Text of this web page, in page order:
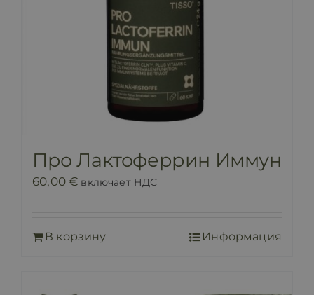
Про Лактоферрин Иммун
60,00€ включает НДС
В корзину Информация